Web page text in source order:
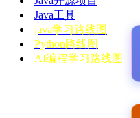
Java工具
java学习路线图
Python路线图
AI编程学习路线图